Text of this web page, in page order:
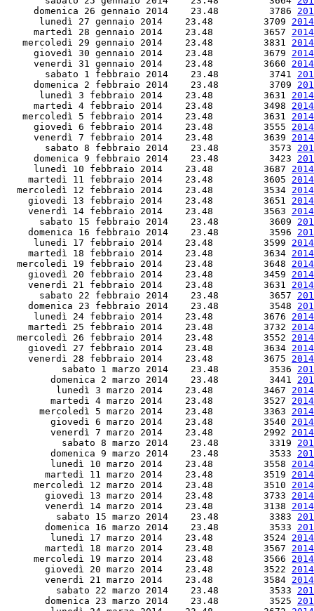
     domenica 26 gennaio 2014    23.48         3786
      lunedì 27 gennaio 2014    23.48         3709
     martedì 28 gennaio 2014    23.48         3657
   mercoledì 29 gennaio 2014    23.48         3831
     giovedì 30 gennaio 2014    23.48         3679
     venerdì 31 gennaio 2014    23.48         3660
       sabato 1 febbraio 2014    23.48         3741
     domenica 2 febbraio 2014    23.48         3709
      lunedì 3 febbraio 2014    23.48         3631
     martedì 4 febbraio 2014    23.48         3498
   mercoledì 5 febbraio 2014    23.48         3631
     giovedì 6 febbraio 2014    23.48         3555
     venerdì 7 febbraio 2014    23.48         3639
       sabato 8 febbraio 2014    23.48         3573
     domenica 9 febbraio 2014    23.48         3423
     lunedì 10 febbraio 2014    23.48         3687
    martedì 11 febbraio 2014    23.48         3605
  mercoledì 12 febbraio 2014    23.48         3534
    giovedì 13 febbraio 2014    23.48         3651
    venerdì 14 febbraio 2014    23.48         3563
      sabato 15 febbraio 2014    23.48         3609
    domenica 16 febbraio 2014    23.48         3596
     lunedì 17 febbraio 2014    23.48         3599
    martedì 18 febbraio 2014    23.48         3634
  mercoledì 19 febbraio 2014    23.48         3648
    giovedì 20 febbraio 2014    23.48         3459
    venerdì 21 febbraio 2014    23.48         3631
      sabato 22 febbraio 2014    23.48         3657
    domenica 23 febbraio 2014    23.48         3548
     lunedì 24 febbraio 2014    23.48         3676
    martedì 25 febbraio 2014    23.48         3732
  mercoledì 26 febbraio 2014    23.48         3552
    giovedì 27 febbraio 2014    23.48         3634
    venerdì 28 febbraio 2014    23.48         3675
          sabato 1 marzo 2014    23.48         3536
        domenica 2 marzo 2014    23.48         3441
         lunedì 3 marzo 2014    23.48         3467
        martedì 4 marzo 2014    23.48         3527
      mercoledì 5 marzo 2014    23.48         3363
        giovedì 6 marzo 2014    23.48         3540
        venerdì 7 marzo 2014    23.48         2992
          sabato 8 marzo 2014    23.48         3319
        domenica 9 marzo 2014    23.48         3533
        lunedì 10 marzo 2014    23.48         3558
       martedì 11 marzo 2014    23.48         3519
     mercoledì 12 marzo 2014    23.48         3510
       giovedì 13 marzo 2014    23.48         3733
       venerdì 14 marzo 2014    23.48         3138
         sabato 15 marzo 2014    23.48         3383
       domenica 16 marzo 2014    23.48         3533
        lunedì 17 marzo 2014    23.48         3524
       martedì 18 marzo 2014    23.48         3567
     mercoledì 19 marzo 2014    23.48         3566
       giovedì 20 marzo 2014    23.48         3522
       venerdì 21 marzo 2014    23.48         3584
         sabato 22 marzo 2014    23.48         3533
       domenica 23 marzo 2014    23.48         3525